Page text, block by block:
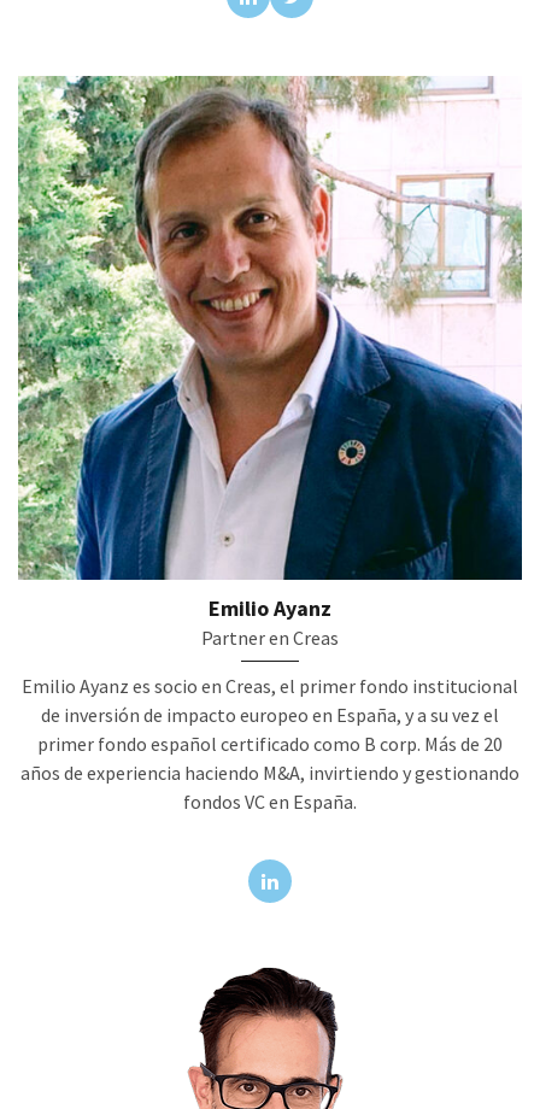
Emilio Ayanz
Partner en Creas
Emilio Ayanz es socio en Creas, el primer fondo institucional
de inversión de impacto europeo en España, y a su vez el
primer fondo español certificado como B corp. Más de 20
años de experiencia haciendo M&A, invirtiendo y gestionando
fondos VC en España.